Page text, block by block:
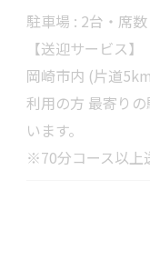
駐車場 : 2台・席
【送迎サービス】
岡崎市内 (片道
利用の方 最寄り
います。
※70分コース以上